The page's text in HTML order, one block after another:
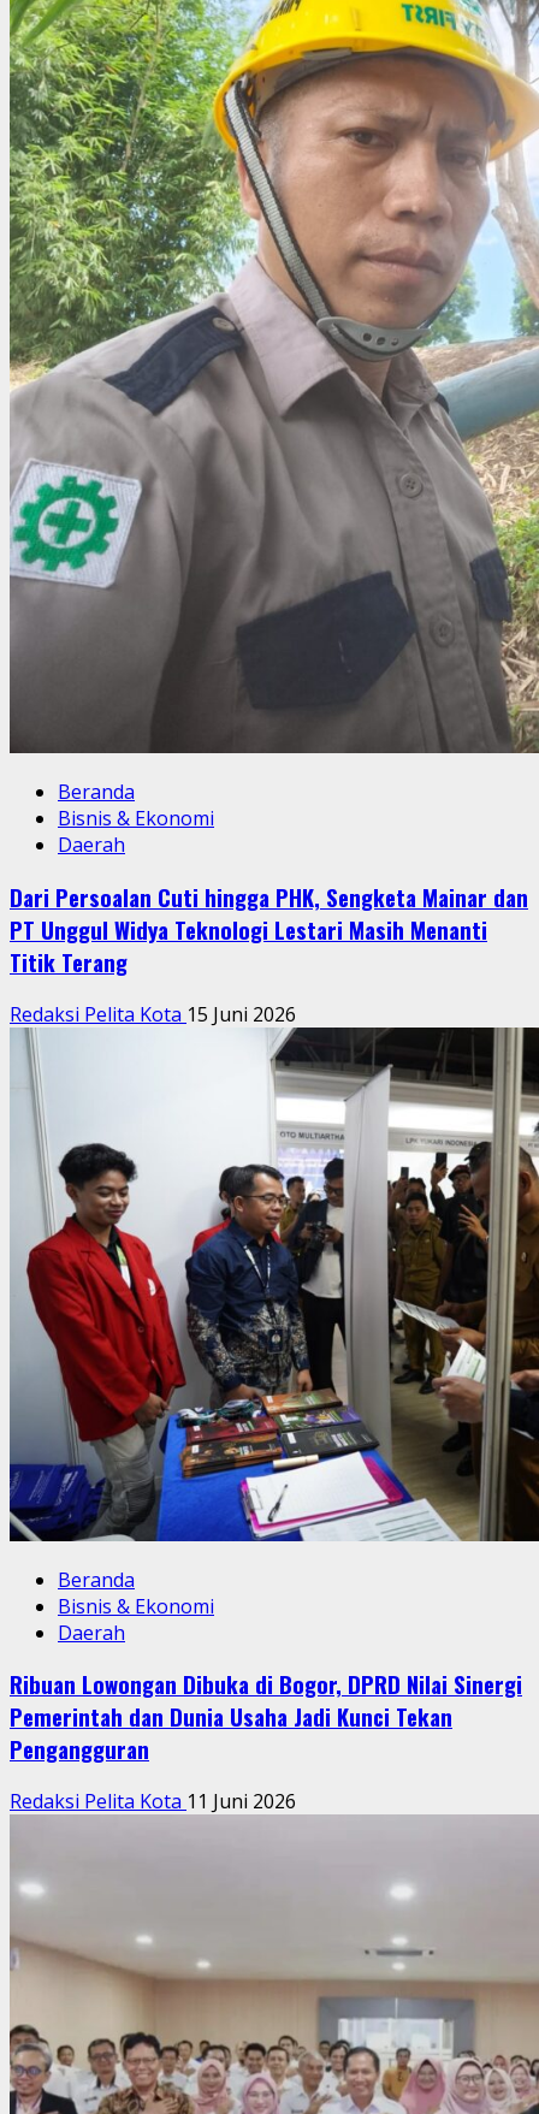
Beranda
Bisnis & Ekonomi
Daerah
Dari Persoalan Cuti hingga PHK, Sengketa Mainar dan
PT Unggul Widya Teknologi Lestari Masih Menanti
Titik Terang
Redaksi Pelita Kota 15 Juni 2026
Beranda
Bisnis & Ekonomi
Daerah
Ribuan Lowongan Dibuka di Bogor, DPRD Nilai Sinergi
Pemerintah dan Dunia Usaha Jadi Kunci Tekan
Pengangguran
Redaksi Pelita Kota 11 Juni 2026